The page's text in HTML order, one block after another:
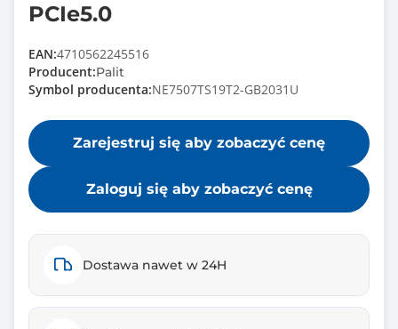
PCIe5.0
EAN:4710562245516
Producent:Palit
Symbol producenta:NE7507TS19T2-GB2031U
Zarejestruj się aby zobaczyć cenę
Zaloguj się aby zobaczyć cenę
Dostawa nawet w 24H